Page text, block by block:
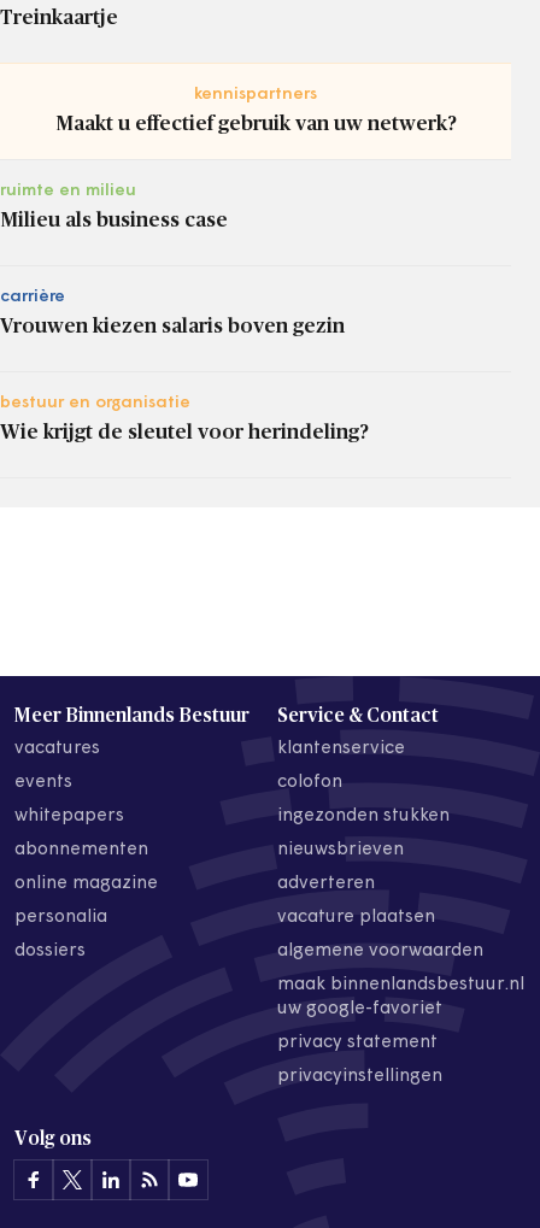
Treinkaartje
kennispartners
Maakt u effectief gebruik van uw netwerk?
ruimte en milieu
Milieu als business case
carrière
Vrouwen kiezen salaris boven gezin
bestuur en organisatie
Wie krijgt de sleutel voor herindeling?
Meer Binnenlands Bestuur
vacatures
events
whitepapers
abonnementen
online magazine
personalia
dossiers
Service & Contact
klantenservice
colofon
ingezonden stukken
nieuwsbrieven
adverteren
vacature plaatsen
algemene voorwaarden
maak binnenlandsbestuur.nl
uw google-favoriet
privacy statement
privacyinstellingen
Volg ons